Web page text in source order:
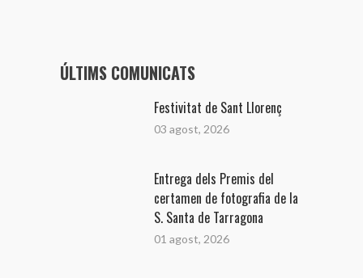
ÚLTIMS COMUNICATS
Festivitat de Sant Llorenç
03 agost, 2026
Entrega dels Premis del
certamen de fotografia de la
S. Santa de Tarragona
01 agost, 2026